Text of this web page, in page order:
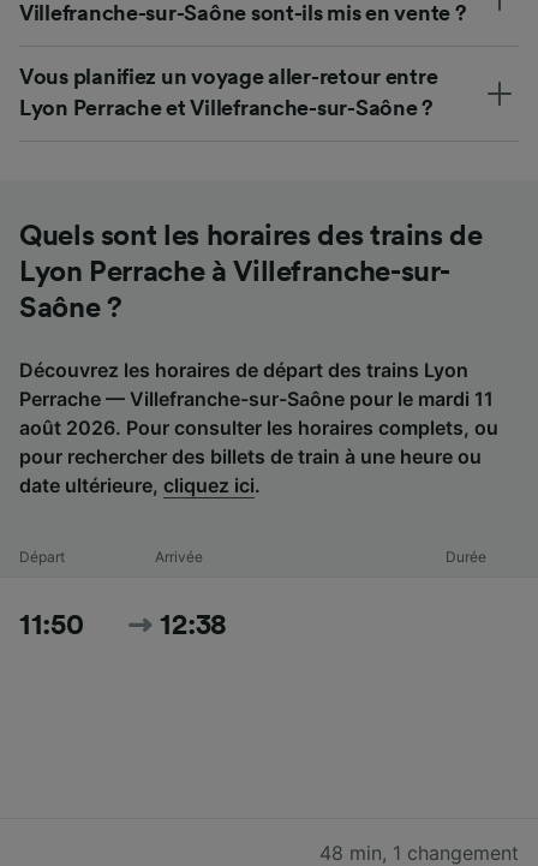
Villefranche-sur-Saône sont-ils mis en vente ?
Vous planifiez un voyage aller-retour entre
Lyon Perrache et Villefranche-sur-Saône ?
Quels sont les horaires des trains de
Lyon Perrache à Villefranche-sur-
Saône ?
Découvrez les horaires de départ des trains Lyon
Perrache — Villefranche-sur-Saône pour le mardi 11
août 2026. Pour consulter les horaires complets, ou
pour rechercher des billets de train à une heure ou
date ultérieure, cliquez ici.
Départ Arrivée Durée
11:50 12:38
48 min, 1 changement